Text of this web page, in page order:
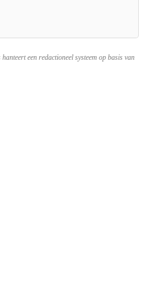
een redactioneel systeem op basis van